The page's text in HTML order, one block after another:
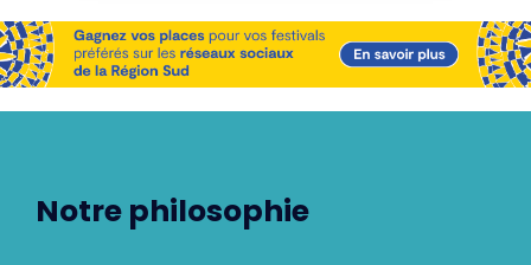
Notre philosophie